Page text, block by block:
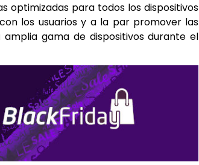
opti­mi­za­das para todos los dis­po­si­ti­vos
los usua­rios y a la par pro­mo­ver las
gama de dis­po­si­ti­vos duran­te el